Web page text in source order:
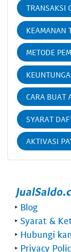
TRANSAKSI
KEAMANAN
METODE
CARA BUAT
SYARAT
AKTIVASI
‣ Blog
‣ Syarat &
‣ Hubungi
‣ Privacy